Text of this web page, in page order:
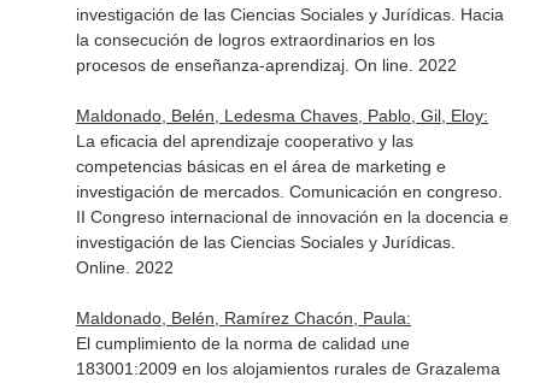
investigación de las Ciencias Sociales y Jurídicas. Hacia
la consecución de logros extraordinarios en los
procesos de enseñanza-aprendizaj. On line. 2022
Maldonado, Belén, Ledesma Chaves, Pablo, Gil, Eloy:
La eficacia del aprendizaje cooperativo y las
competencias básicas en el área de marketing e
investigación de mercados. Comunicación en congreso.
II Congreso internacional de innovación en la docencia e
investigación de las Ciencias Sociales y Jurídicas.
Online. 2022
Maldonado, Belén, Ramírez Chacón, Paula:
El cumplimiento de la norma de calidad une
183001:2009 en los alojamientos rurales de Grazalema